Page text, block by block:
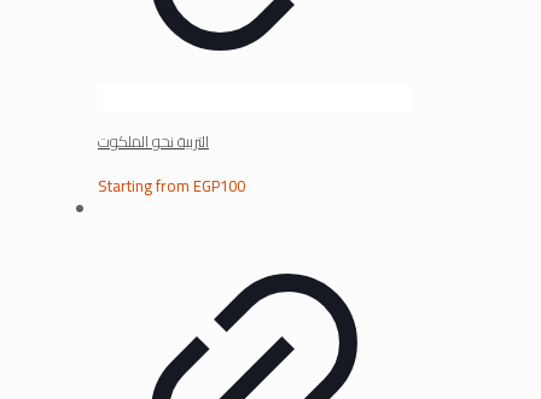
التربية نحو الملكوت
Starting fromEGP100